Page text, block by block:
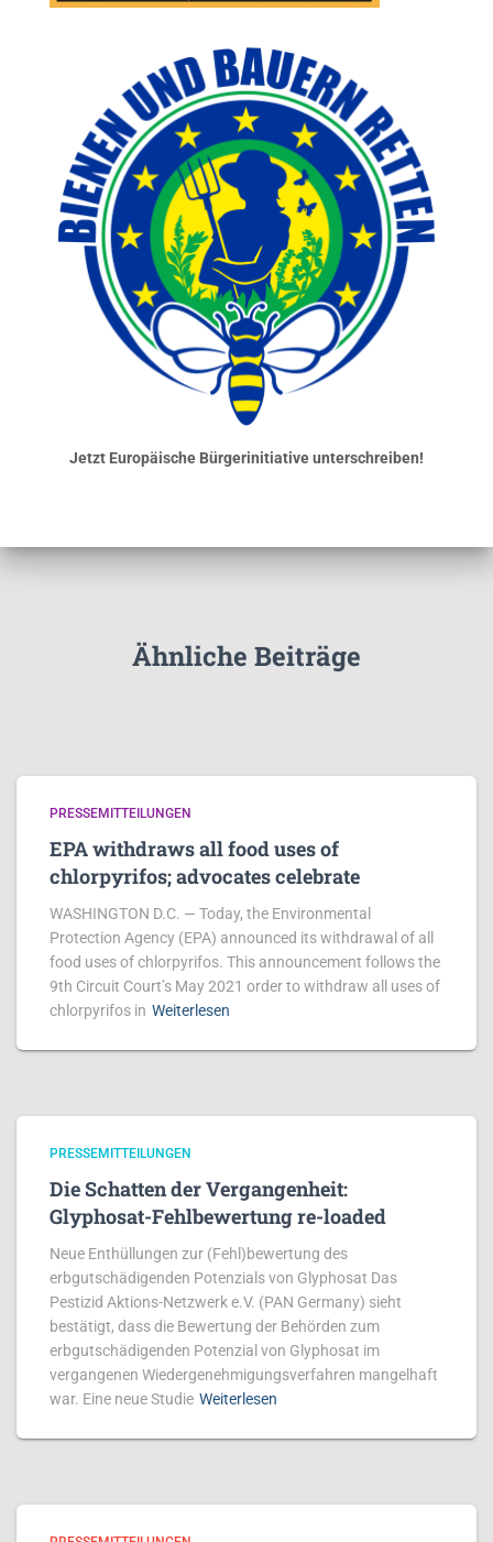
Jetzt Europäische Bürgerinitiative unterschreiben!
Ähnliche Beiträge
PRESSEMITTEILUNGEN
EPA withdraws all food uses of
chlorpyrifos; advocates celebrate
WASHINGTON D.C. — Today, the Environmental
Protection Agency (EPA) announced its withdrawal of all
food uses of chlorpyrifos. This announcement follows the
9th Circuit Court’s May 2021 order to withdraw all uses of
chlorpyrifos in Weiterlesen
PRESSEMITTEILUNGEN
Die Schatten der Vergangenheit:
Glyphosat-Fehlbewertung re-loaded
Neue Enthüllungen zur (Fehl)bewertung des
erbgutschädigenden Potenzials von Glyphosat Das
Pestizid Aktions-Netzwerk e.V. (PAN Germany) sieht
bestätigt, dass die Bewertung der Behörden zum
erbgutschädigenden Potenzial von Glyphosat im
vergangenen Wiedergenehmigungsverfahren mangelhaft
war. Eine neue Studie Weiterlesen